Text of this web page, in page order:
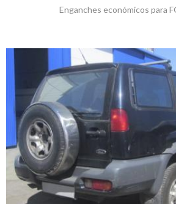
Enganches económicos para